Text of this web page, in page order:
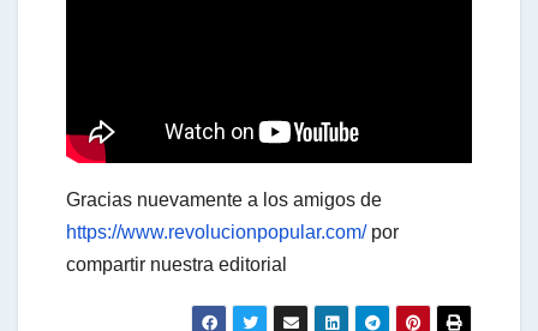
A
Gracias nuevamente a los amigos de
https://www.revolucionpopular.com/por
compartir nuestra editorial